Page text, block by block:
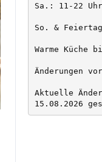
Sa.: 11-22 Uhr
So. &
Warme
Änderungen
Aktuelle
15.08.2026